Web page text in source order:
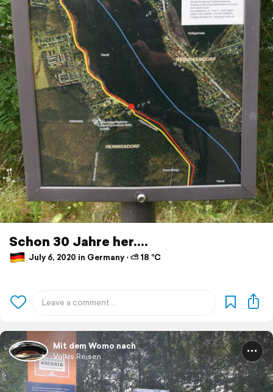
Schon 30 Jahre her....
July 6, 2020 in Germany ⋅ ⛅ 18 °C
Mit dem Womo nach
Volkis Reisen